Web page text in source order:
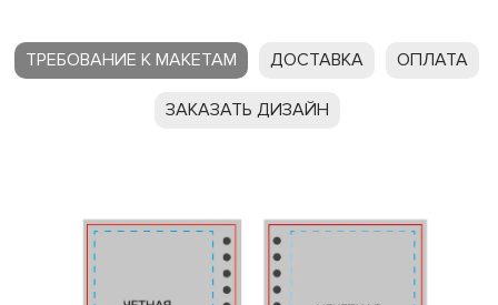
ТРЕБОВАНИЕ К МАКЕТАМ ДОСТАВКА ОПЛАТА
ЗАКАЗАТЬ ДИЗАЙН